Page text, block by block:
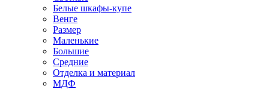
Белые шкафы-купе
Венге
Размер
Маленькие
Большие
Средние
Отделка и материал
МДФ